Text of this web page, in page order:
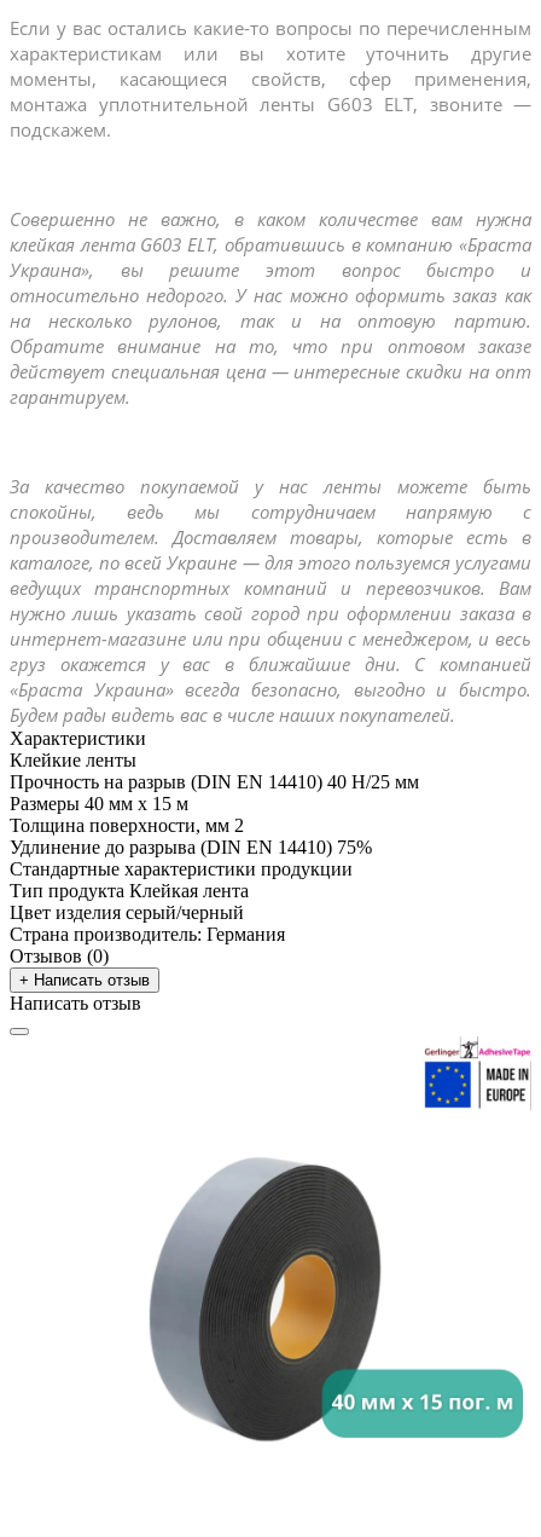
Если у вас остались какие-то вопросы по перечисленным
характеристикам или вы хотите уточнить другие
моменты, касающиеся свойств, сфер применения,
монтажа уплотнительной ленты G603 ELT, звоните —
подскажем.
Совершенно не важно, в каком количестве вам нужна
клейкая лента G603 ELT, обратившись в компанию «Браста
Украина», вы решите этот вопрос быстро и
относительно недорого. У нас можно оформить заказ как
на несколько рулонов, так и на оптовую партию.
Обратите внимание на то, что при оптовом заказе
действует специальная цена — интересные скидки на опт
гарантируем.
За качество покупаемой у нас ленты можете быть
спокойны, ведь мы сотрудничаем напрямую с
производителем. Доставляем товары, которые есть в
каталоге, по всей Украине — для этого пользуемся услугами
ведущих транспортных компаний и перевозчиков. Вам
нужно лишь указать свой город при оформлении заказа в
интернет-магазине или при общении с менеджером, и весь
груз окажется у вас в ближайшие дни. С компанией
«Браста Украина» всегда безопасно, выгодно и быстро.
Будем рады видеть вас в числе наших покупателей.
Характеристики
Клейкие ленты
Прочность на разрыв (DIN EN 14410) 40 Н/25 мм
Размеры 40 мм х 15 м
Толщина поверхности, мм 2
Удлинение до разрыва (DIN EN 14410) 75%
Стандартные характеристики продукции
Тип продукта Клейкая лента
Цвет изделия серый/черный
Страна производитель: Германия
Отзывов (0)
+ Написать отзыв
Написать отзыв